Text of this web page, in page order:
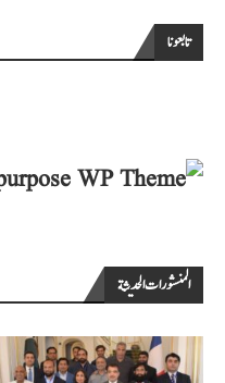
تابعونا
المنشورات الحديثة